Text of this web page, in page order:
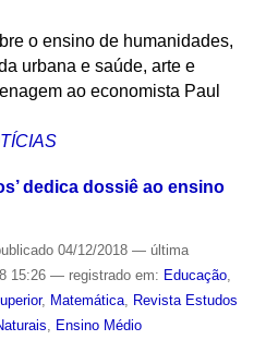
o ensino de humanidades,
urbana e saúde, arte e
ao economista Paul
dedica dossiê ao ensino
04/12/2018 — última
15:26 — registrado em: Educação,
, Matemática, Revista Estudos
, Ensino Médio